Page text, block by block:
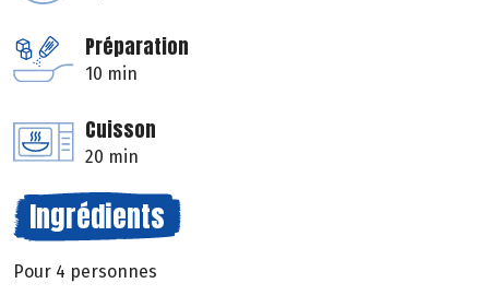
Préparation
10 min
Cuisson
20 min
Ingrédients
Pour 4 personnes